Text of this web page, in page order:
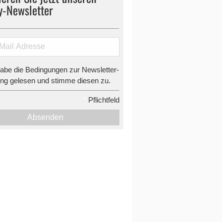
Newsletter
die Bedingungen zur Newsletter-
gelesen und stimme diesen zu.
Pflichtfeld
Absenden